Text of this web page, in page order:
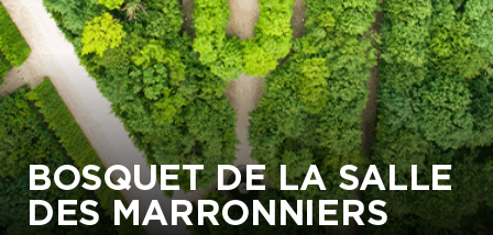
BOSQUET DE LA SALLE
DES MARRONNIERS